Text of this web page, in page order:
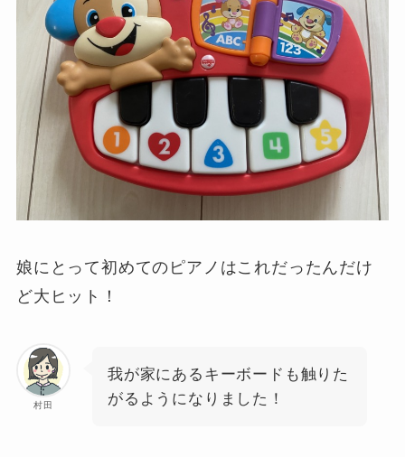
娘にとって初めてのピアノはこれだったんだけ
ど大ヒット！
村田
我が家にあるキーボードも触りた
がるようになりました！